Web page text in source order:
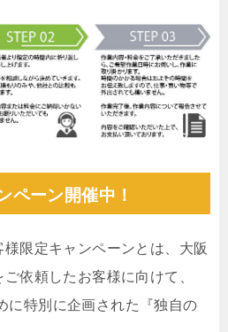
ペーン開催中！
限定キャンペーンとは、大阪
依頼したお客様に向けて、
に特別に企画された『独自の